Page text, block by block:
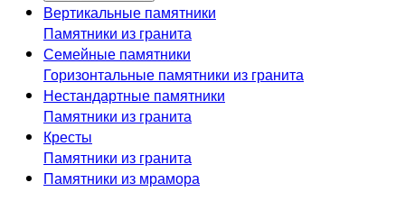
Вертикальные памятники
Памятники из гранита
Семейные памятники
Горизонтальные памятники из гранита
Нестандартные памятники
Памятники из гранита
Кресты
Памятники из гранита
Памятники из мрамора